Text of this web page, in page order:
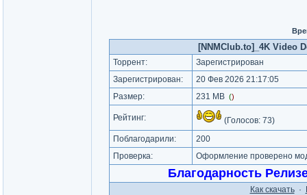
[NNMClub.to]_4K Video
Торрент:
Зарегистрирован
Зарегистрирован:
20 Фев 2026 21:17:05
Размер:
231 MB ()
Рейтинг: (Голосов: 73)
Поблагодарили:
200
Проверка:
Оформление проверено
Благодарность
Как cкачать·